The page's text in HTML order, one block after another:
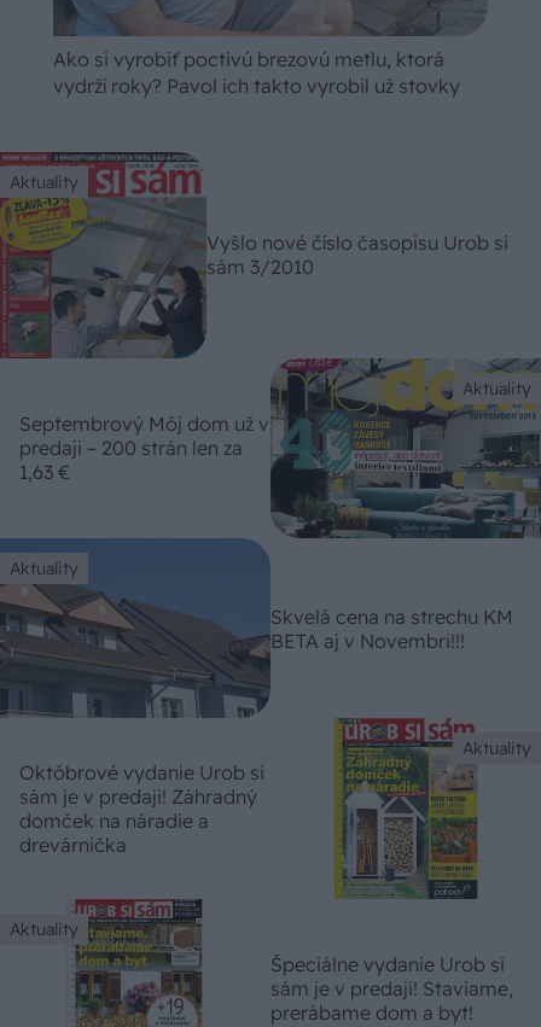
Ako si vyrobiť poctivú brezovú metlu, ktorá
vydrží roky? Pavol ich takto vyrobil už stovky
Aktuality
Vyšlo nové číslo časopisu Urob si
sám 3/2010
Aktuality
Septembrový Môj dom už v
predaji – 200 strán len za
1,63 €
Aktuality
Skvelá cena na strechu KM
BETA aj v Novembri!!!
Aktuality
Októbrové vydanie Urob si
sám je v predaji! Záhradný
domček na náradie a
drevárnička
Aktuality
Špeciálne vydanie Urob si
sám je v predaji! Staviame,
prerábame dom a byt!